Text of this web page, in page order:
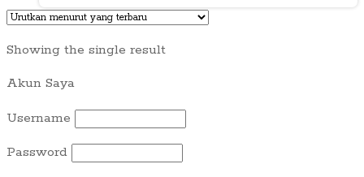
Showing the single result
Akun Saya
Username
Password